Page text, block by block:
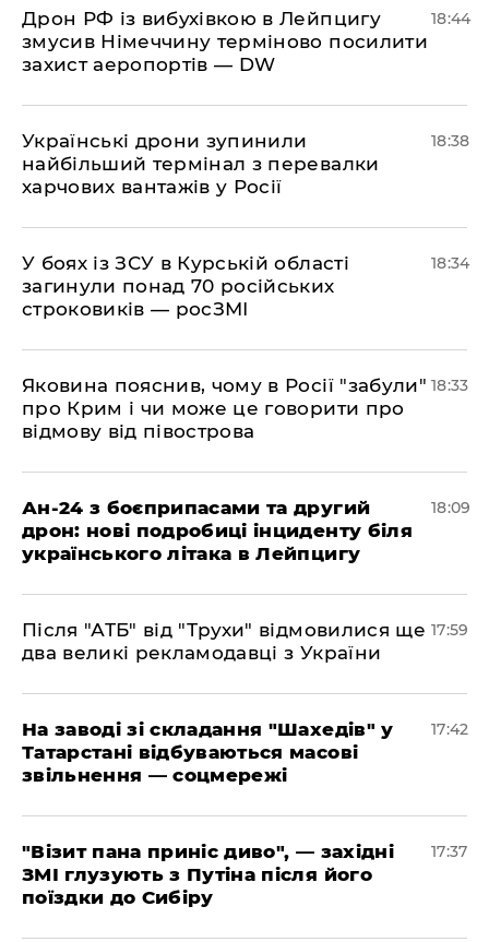
​Дрон РФ із вибухівкою в Лейпцигу
змусив Німеччину терміново посилити
захист аеропортів — DW
18:44
​Українські дрони зупинили
найбільший термінал з перевалки
харчових вантажів у Росії
18:38
​У боях із ЗСУ в Курській області
загинули понад 70 російських
строковиків — росЗМІ
18:34
​Яковина пояснив, чому в Росії "забули"
про Крим і чи може це говорити про
відмову від півострова
18:33
​Ан-24 з боєприпасами та другий
дрон: нові подробиці інциденту біля
українського літака в Лейпцигу
18:09
​Після "АТБ" від "Трухи" відмовилися ще
два великі рекламодавці з України
17:59
​На заводі зі складання "Шахедів" у
Татарстані відбуваються масові
звільнення — соцмережі
17:42
"Візит пана приніс диво", — західні
ЗМІ глузують з Путіна після його
поїздки до Сибіру
17:37